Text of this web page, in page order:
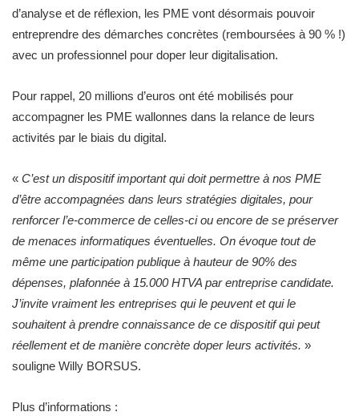
d’analyse et de réflexion, les PME vont désormais pouvoir
entreprendre des démarches concrètes (remboursées à 90 % !)
avec un professionnel pour doper leur digitalisation.
Pour rappel, 20 millions d’euros ont été mobilisés pour
accompagner les PME wallonnes dans la relance de leurs
activités par le biais du digital.
« C’est un dispositif important qui doit permettre à nos PME
d’être accompagnées dans leurs stratégies digitales, pour
renforcer l’e-commerce de celles-ci ou encore de se préserver
de menaces informatiques éventuelles. On évoque tout de
même une participation publique à hauteur de 90% des
dépenses, plafonnée à 15.000 HTVA par entreprise candidate.
J’invite vraiment les entreprises qui le peuvent et qui le
souhaitent à prendre connaissance de ce dispositif qui peut
réellement et de manière concrète doper leurs activités. »
souligne Willy BORSUS.
Plus d’informations :